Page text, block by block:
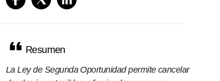
Resumen
La Ley de Segunda Oportunidad permite cancelar